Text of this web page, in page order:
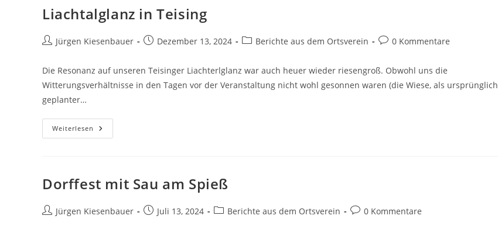
Liachtalglanz in Teising
Beitrags-
Jürgen Kiesenbauer
BeitragDezember 13, 2024
Beitrags-
Berichte aus dem Ortsverein
Beitrags-
0 Kommentare
Die Resonanz auf unseren Teisinger Liachterlglanz war auch heuer wieder riesengroß. Obwohl uns die
Witterungsverhältnisse in den Tagen vor der Veranstaltung nicht wohl gesonnen waren (die Wiese, als ursprünglich
geplanter…
Weiterlesen Liachtalglanz
In
Dorffest mit Sau am Spieß
Beitrags-
Jürgen Kiesenbauer
BeitragJuli 13, 2024
Beitrags-
Berichte aus dem Ortsverein
Beitrags-
0 Kommentare